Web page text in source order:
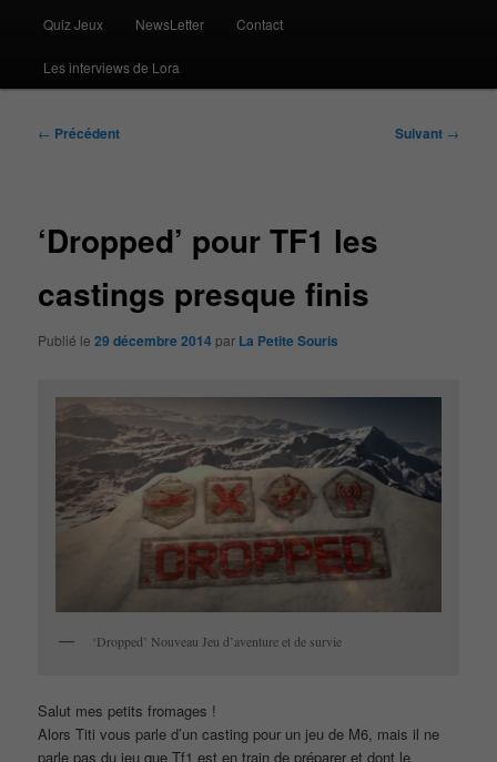
Quiz Jeux NewsLetter Contact
Les interviews de Lora
Navigation
← Précédent Suivant →
‘Dropped’ pour TF1 les
castings presque finis
Publié le29 décembre 2014 par La Petite Souris
‘Dropped’ Nouveau Jeu d’aventure et de survie
Salut mes petits fromages !
Alors Titi vous parle d’un casting pour un jeu de M6, mais il ne
parle pas du jeu que Tf1 est en train de préparer et dont le